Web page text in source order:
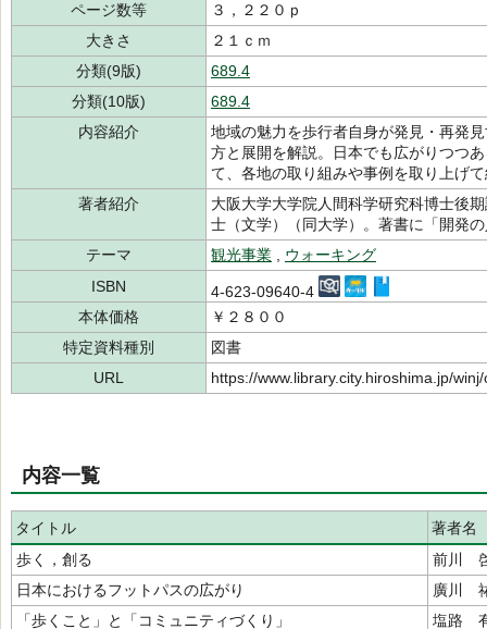
ページ数等
３，２２０ｐ
大きさ
２１ｃｍ
分類(9版)
689.4
分類(10版)
689.4
内容紹介
地域の魅力を歩行者自身が発見・再発
方と展開を解説。日本でも広がりつつ
て、各地の取り組みや事例を取り上げ
著者紹介
大阪大学大学院人間科学研究科博士後
士（文学）（同大学）。著書に「開発
テーマ
観光事業
ウォーキング
ISBN
4-623-09640-4
本体価格
￥２８００
特定資料種別
図書
URL
https://www.library.city.hiroshima.jp/
内容一覧
タイトル
著者名
歩く，創る
前川
日本におけるフットパスの広がり
廣川
「歩くこと」と「コミュニティづくり」
塩路